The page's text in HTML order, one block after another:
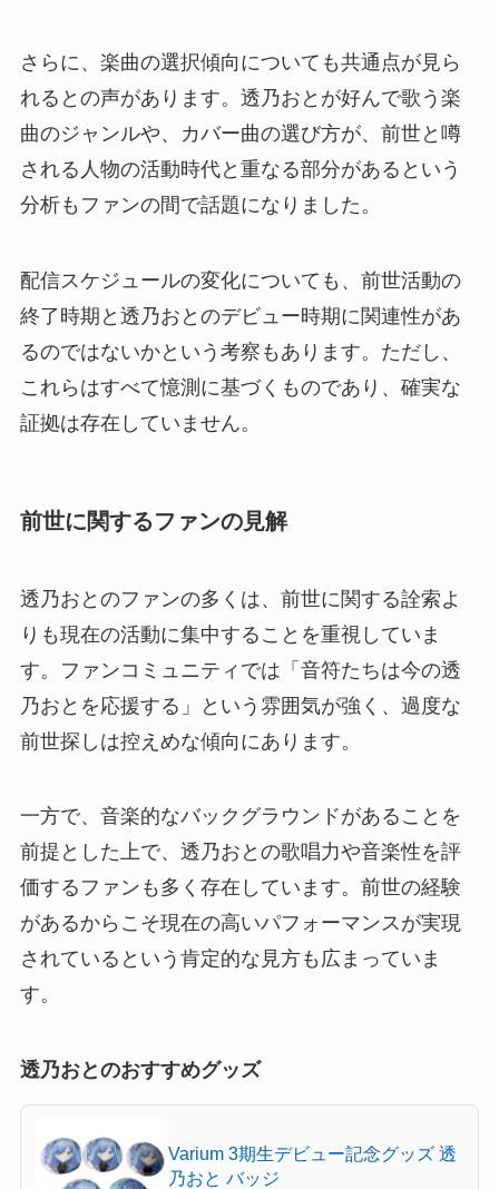
さらに、楽曲の選択傾向についても共通点が見ら
れるとの声があります。透乃おとが好んで歌う楽
曲のジャンルや、カバー曲の選び方が、前世と噂
される人物の活動時代と重なる部分があるという
分析もファンの間で話題になりました。
配信スケジュールの変化についても、前世活動の
終了時期と透乃おとのデビュー時期に関連性があ
るのではないかという考察もあります。ただし、
これらはすべて憶測に基づくものであり、確実な
証拠は存在していません。
前世に関するファンの見解
透乃おとのファンの多くは、前世に関する詮索よ
りも現在の活動に集中することを重視していま
す。ファンコミュニティでは「音符たちは今の透
乃おとを応援する」という雰囲気が強く、過度な
前世探しは控えめな傾向にあります。
一方で、音楽的なバックグラウンドがあることを
前提とした上で、透乃おとの歌唱力や音楽性を評
価するファンも多く存在しています。前世の経験
があるからこそ現在の高いパフォーマンスが実現
されているという肯定的な見方も広まっていま
す。
透乃おとのおすすめグッズ
Varium 3期生デビュー記念グッズ 透
乃おと バッジ